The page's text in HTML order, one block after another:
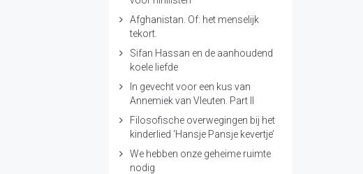
Afghanistan. Of: het menselijk
tekort.
Sifan Hassan en de aanhoudend
koele liefde
In gevecht voor een kus van
Annemiek van Vleuten. Part II
Filosofische overwegingen bij het
kinderlied ‘Hansje Pansje kevertje’
We hebben onze geheime ruimte
nodig